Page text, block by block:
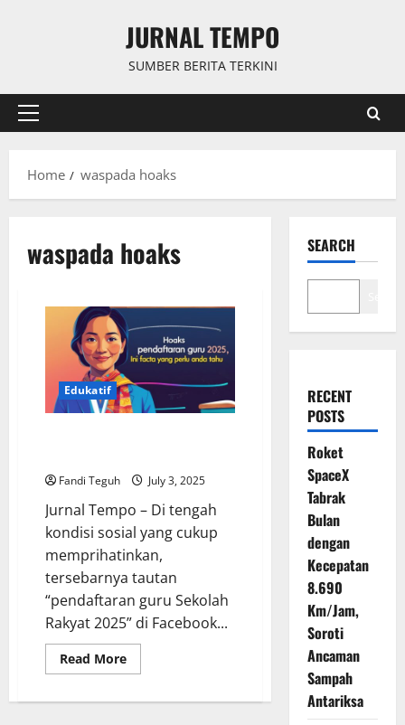
JURNAL TEMPO
SUMBER BERITA TERKINI
Primary
Home
waspada hoaks
waspada hoaks
Edukatif
Fandi Teguh July 3, 2025
Jurnal Tempo – Di tengah
kondisi sosial yang cukup
memprihatinkan,
tersebarnya tautan
“pendaftaran guru Sekolah
Rakyat 2025” di Facebook...
Read MoreRead
more
Pendaftaran
SEARCH
RECENT
POSTS
Roket
SpaceX
Tabrak
Bulan
dengan
Kecepatan
8.690
Km/Jam,
Soroti
Ancaman
Sampah
Antariksa